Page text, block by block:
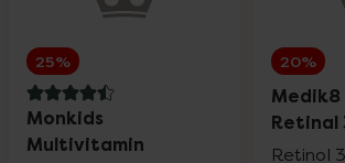
Silicea
St. Tropez
25%
4.5 av 5 i omdöme
Monkids
Multivitamin
20%
Medik8
Retinal
Retinol